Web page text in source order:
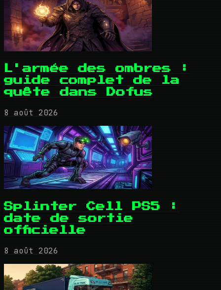
L'armée des ombres :
guide complet de la
quête dans Dofus
8 août 2026
Splinter Cell PS5 :
date de sortie
officielle
8 août 2026